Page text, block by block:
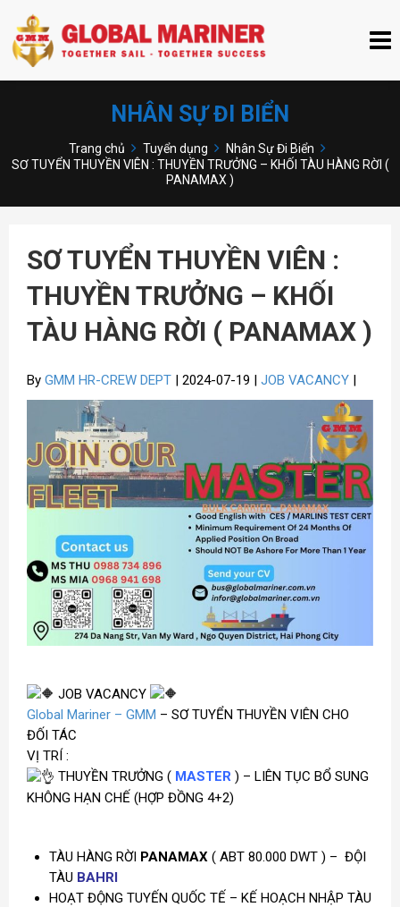
NHÂN SỰ ĐI BIỂN
Trang chủ Tuyển dụng
Nhân Sự Đi Biển
SƠ TUYỂN THUYỀN VIÊN : THUYỀN TRƯỞNG – KHỐI TÀU HÀNG RỜI (
PANAMAX )
SƠ TUYỂN THUYỀN VIÊN :
THUYỀN TRƯỞNG – KHỐI
TÀU HÀNG RỜI ( PANAMAX )
By GMM HR-CREW DEPT | 2024-07-19 | JOB VACANCY |
JOB VACANCY
Global Mariner – GMM – SƠ TUYỂN THUYỀN VIÊN CHO
ĐỐI TÁC
VỊ TRÍ :
THUYỀN TRƯỞNG ( MASTER ) – LIÊN TỤC BỔ SUNG
KHÔNG HẠN CHẾ (HỢP ĐỒNG 4+2)
TÀU HÀNG RỜI PANAMAX ( ABT 80.000 DWT ) – ĐỘI
TÀU BAHRI
HOẠT ĐỘNG TUYẾN QUỐC TẾ – KẾ HOẠCH NHẬP TÀU